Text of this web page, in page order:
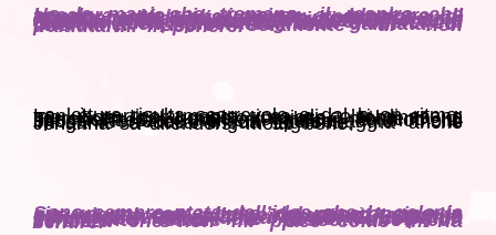
Ho le mani che tremano, il respiro che accelera. Vorrei riuscire a bloccare il tempo, vorrei che questa sensazione di appartenenza e piacere non scemasse mai. Resterei attaccata a lui allʼinfinito, se solo le lancette si potessero fermare. Ed ora, in questo preciso istante, mi rendo conto che, se tutto questo significa giocare col fuoco… beh, diventerò una dannata di piromane. Spero solamente di non tramutarmi in cenere.
La lettura risulta scorrevole e dal buon ritmo, non è particolarmente ricca di colpi di scena ma non per questo noiosa. Johanna e Terrence, ci hanno regalato momenti di spensieratezza, momenti intensi e momenti briosi, Terrence è un personaggio molto intrigante e dalla lingua tagliente, ma anche Johanna sa difendersi molto bene.
Sono sempre stata dellʼidea che la gelosia sia un poʼ come lʼuso del peperoncino in una ricetta: un pizzico stuzzica lʼappetito ed esalta gli altri ingredienti, troppo prevarica tutto e fa star male. È la prima volta che devo fare i conti con un sentimento simile e posso dire con certezza che non mi piace come mi fa sentire.